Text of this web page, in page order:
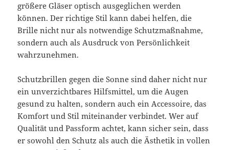
größere Gläser optisch ausgeglichen werden
können. Der richtige Stil kann dabei helfen, die
Brille nicht nur als notwendige Schutzmaßnahme,
sondern auch als Ausdruck von Persönlichkeit
wahrzunehmen.
Schutzbrillen gegen die Sonne sind daher nicht nur
ein unverzichtbares Hilfsmittel, um die Augen
gesund zu halten, sondern auch ein Accessoire, das
Komfort und Stil miteinander verbindet. Wer auf
Qualität und Passform achtet, kann sicher sein, dass
er sowohl den Schutz als auch die Ästhetik in vollen